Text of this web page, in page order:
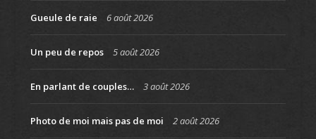
Gueule de raie 6 août 2026
Un peu de repos 5 août 2026
En parlant de couples… 3 août 2026
Photo de moi mais pas de moi 2 août 2026